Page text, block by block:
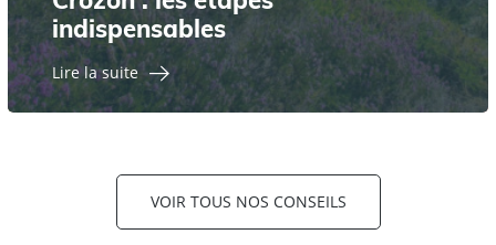
indispensables
Lire la suite
VOIR TOUS NOS CONSEILS